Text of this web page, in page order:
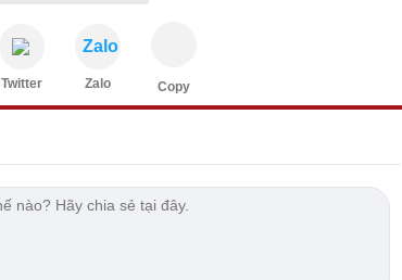
Twitter
Zalo
Zalo Copy